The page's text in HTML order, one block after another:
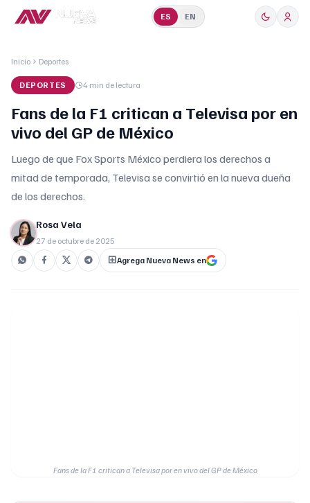
ES EN
Inicio Deportes
DEPORTES 4 min de lectura
Fans de la F1 critican a Televisa por en
vivo del GP de México
Luego de que Fox Sports México perdiera los derechos a
mitad de temporada, Televisa se convirtió en la nueva dueña
de los derechos.
Rosa Vela
27 de octubre de 2025
Agrega Nueva News en
Fans de la F1 critican a Televisa por en vivo del GP de México